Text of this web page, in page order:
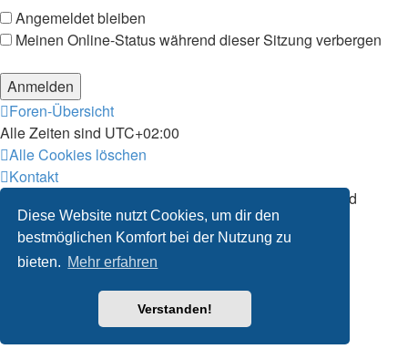
Diese Website nutzt Cookies, um dir den
bestmöglichen Komfort bei der Nutzung zu
bieten. Mehr erfahren
Verstanden!
Angemeldet bleiben
Meinen Online-Status während dieser Sitzung verbergen
Foren-Übersicht
Alle Zeiten sind UTC+02:00
Alle Cookies löschen
Kontakt
Powered by
® Forum Software © phpBB Limited
Deutsche Übersetzung durchphpBB.de
Datenschutz|Nutzungsbedingungen